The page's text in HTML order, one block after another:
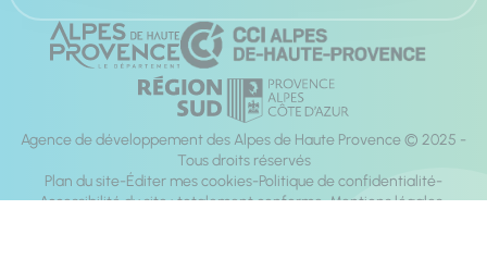
Agence de développement des Alpes de Haute Provence © 2025 -
Tous droits réservés
Plan du site Éditer mes cookies Politique de confidentialité
Accessibilité du site : totalement conforme Mentions légales